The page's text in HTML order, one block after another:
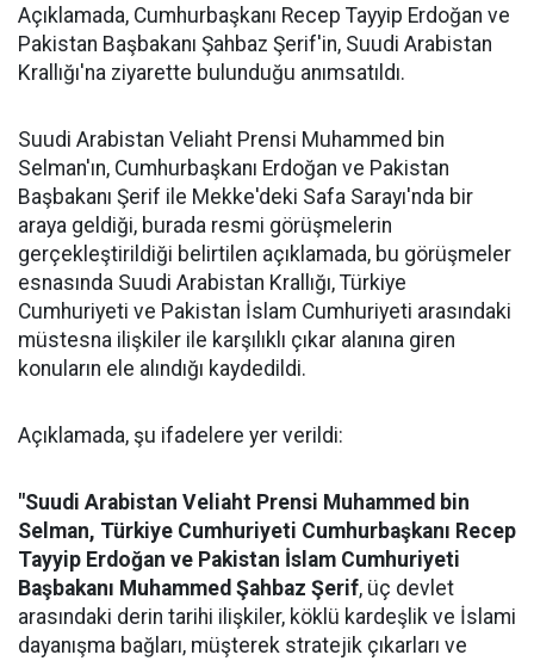
Açıklamada, Cumhurbaşkanı Recep Tayyip Erdoğan ve
Pakistan Başbakanı Şahbaz Şerif'in, Suudi Arabistan
Krallığı'na ziyarette bulunduğu anımsatıldı.
Suudi Arabistan Veliaht Prensi Muhammed bin
Selman'ın, Cumhurbaşkanı Erdoğan ve Pakistan
Başbakanı Şerif ile Mekke'deki Safa Sarayı'nda bir
araya geldiği, burada resmi görüşmelerin
gerçekleştirildiği belirtilen açıklamada, bu görüşmeler
esnasında Suudi Arabistan Krallığı, Türkiye
Cumhuriyeti ve Pakistan İslam Cumhuriyeti arasındaki
müstesna ilişkiler ile karşılıklı çıkar alanına giren
konuların ele alındığı kaydedildi.
Açıklamada, şu ifadelere yer verildi:
"Suudi Arabistan Veliaht Prensi Muhammed bin
Selman, Türkiye Cumhuriyeti Cumhurbaşkanı Recep
Tayyip Erdoğan ve Pakistan İslam Cumhuriyeti
Başbakanı Muhammed Şahbaz Şerif, üç devlet
arasındaki derin tarihi ilişkiler, köklü kardeşlik ve İslami
dayanışma bağları, müşterek stratejik çıkarları ve